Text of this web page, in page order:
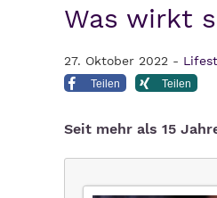
Was wirkt
27. Oktober 2022 -
Teilen Teilen
Seit mehr als 15